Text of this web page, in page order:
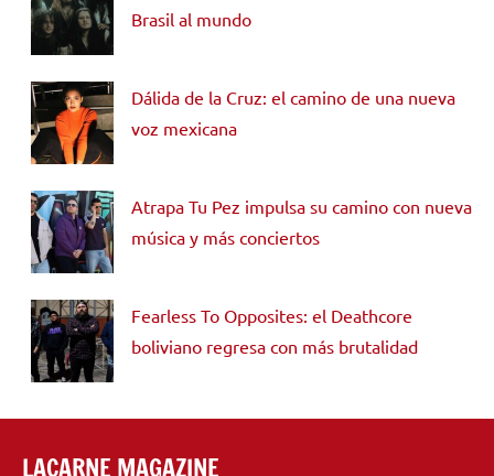
Brasil al mundo
Dálida de la Cruz: el camino de una nueva
voz mexicana
Atrapa Tu Pez impulsa su camino con nueva
música y más conciertos
Fearless To Opposites: el Deathcore
boliviano regresa con más brutalidad
LACARNE MAGAZINE